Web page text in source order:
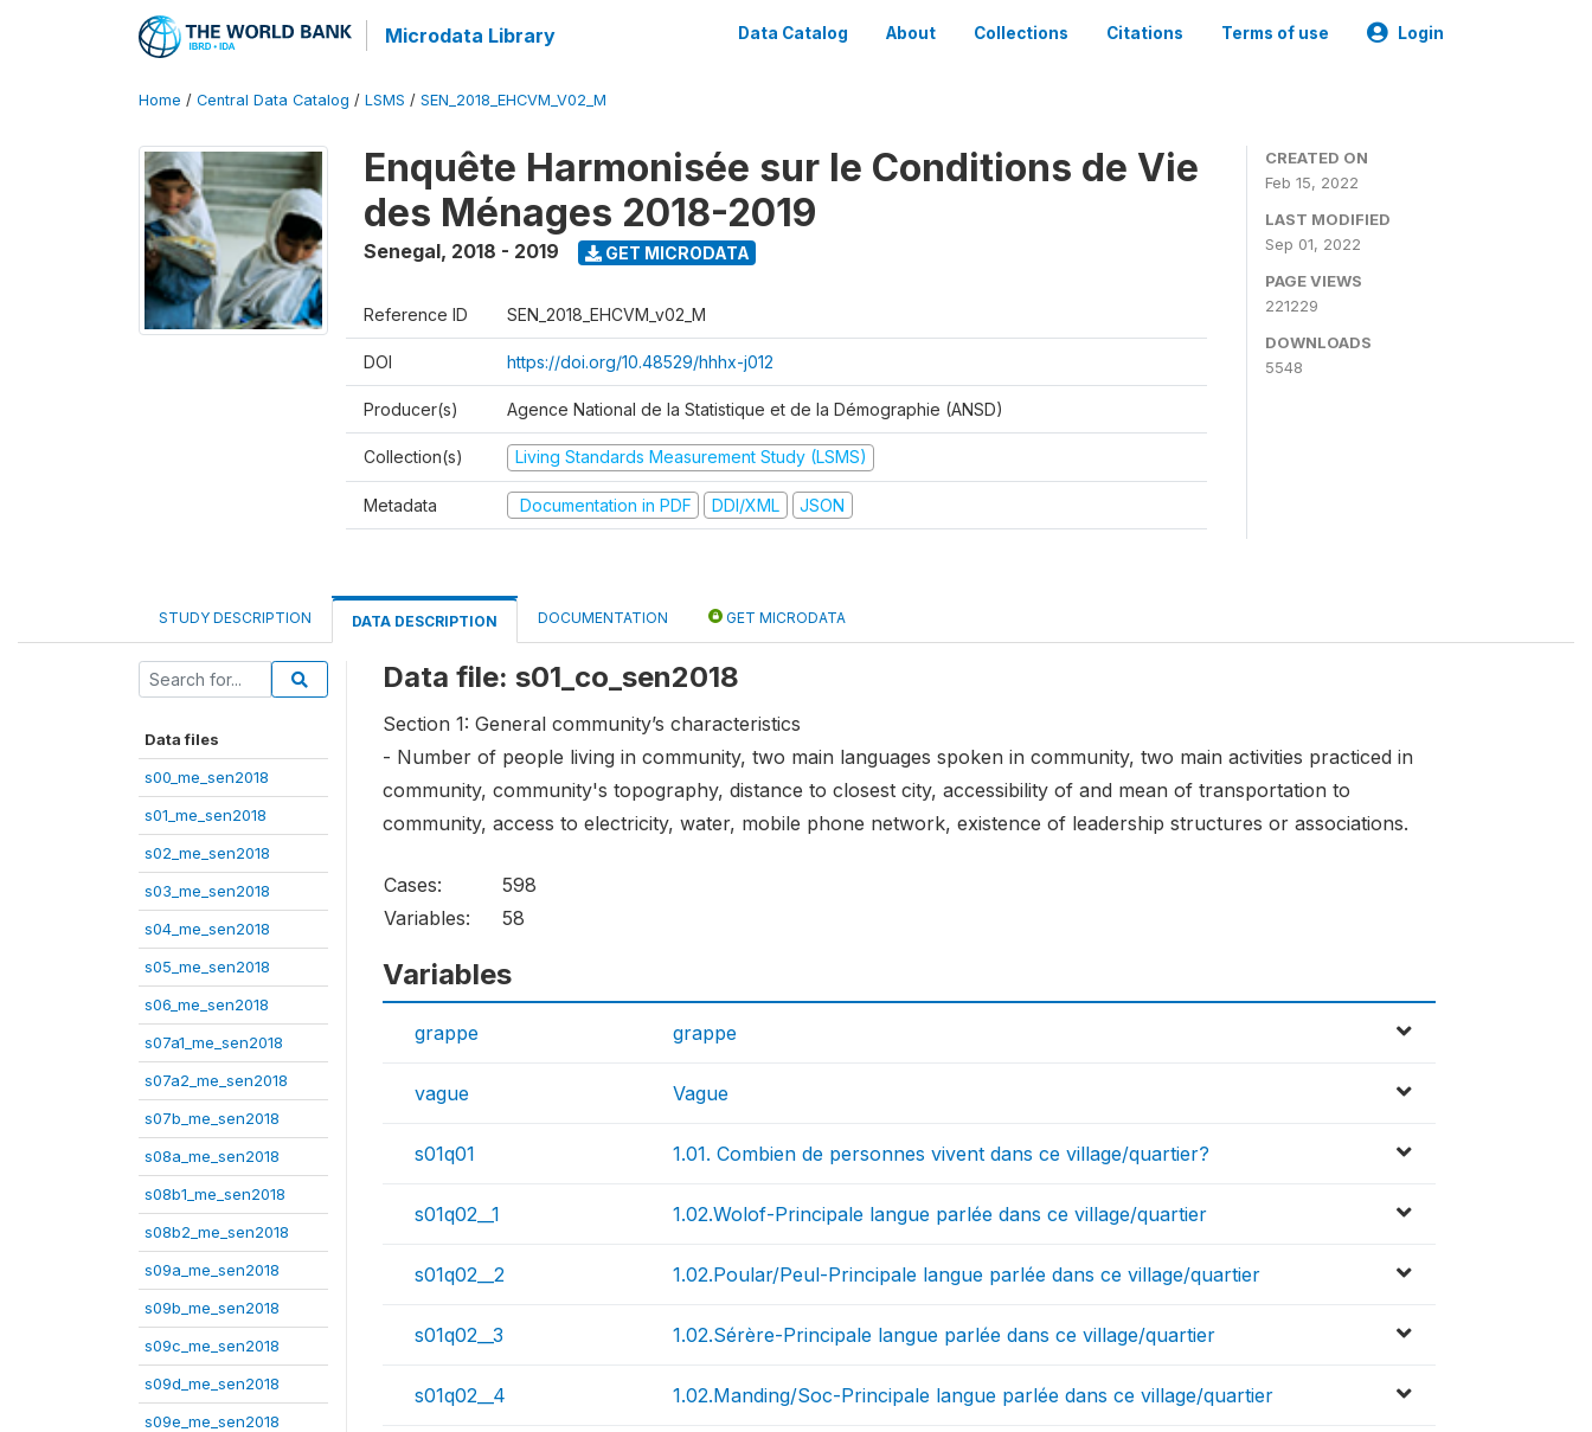
Microdata Library Data Catalog About Collections Citations Terms of use Login
Home / Central Data Catalog / LSMS / SEN_2018_EHCVM_V02_M
Enquête Harmonisée sur le Conditions de Vie
des Ménages 2018-2019
Senegal, 2018 - 2019 GET MICRODATA
Reference ID SEN_2018_EHCVM_v02_M
DOI https://doi.org/10.48529/hhhx-j012
Producer(s) Agence National de la Statistique et de la Démographie (ANSD)
Collection(s) Living Standards Measurement Study (LSMS)
Metadata Documentation in PDF DDI/XML JSON
CREATED ON
Feb 15, 2022
LAST MODIFIED
Sep 01, 2022
PAGE VIEWS
221229
DOWNLOADS
5548
STUDY DESCRIPTION DATA DESCRIPTION DOCUMENTATION GET MICRODATA
Data files
s00_me_sen2018
s01_me_sen2018
s02_me_sen2018
s03_me_sen2018
s04_me_sen2018
s05_me_sen2018
s06_me_sen2018
s07a1_me_sen2018
s07a2_me_sen2018
s07b_me_sen2018
s08a_me_sen2018
s08b1_me_sen2018
s08b2_me_sen2018
s09a_me_sen2018
s09b_me_sen2018
s09c_me_sen2018
s09d_me_sen2018
s09e_me_sen2018
Data file: s01_co_sen2018
Section 1: General community’s characteristics
- Number of people living in community, two main languages spoken in community, two main activities practiced in
community, community's topography, distance to closest city, accessibility of and mean of transportation to
community, access to electricity, water, mobile phone network, existence of leadership structures or associations.
Cases:
598
Variables:
58
Variables
grappe grappe
vague Vague
s01q01 1.01. Combien de personnes vivent dans ce village/quartier?
s01q02__1 1.02.Wolof-Principale langue parlée dans ce village/quartier
s01q02__2 1.02.Poular/Peul-Principale langue parlée dans ce village/quartier
s01q02__3 1.02.Sérère-Principale langue parlée dans ce village/quartier
s01q02__4 1.02.Manding/Soc-Principale langue parlée dans ce village/quartier